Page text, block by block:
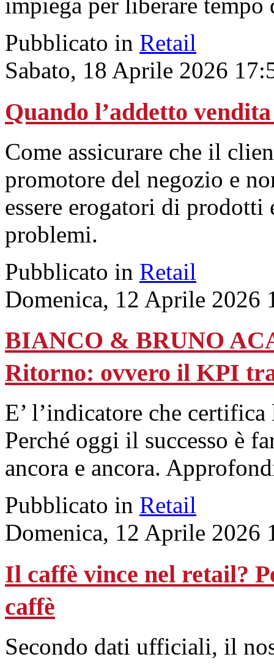
Pubblicato in Retail
Sabato, 18 Aprile 2026
Quando l’addetto
Come assicurare che il
promotore del negozio e
essere erogatori di
problemi.
Pubblicato in Retail
Domenica, 12 Aprile 2026
BIANCO & BRUNO
Ritorno: ovvero il KPI
E’ l’indicatore che
Perché oggi il successo è
ancora e ancora.
Pubblicato in Retail
Domenica, 12 Aprile 2026
Il caffè vince nel retail?
caffè
Secondo dati ufficiali, il